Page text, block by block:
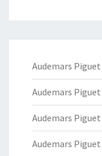
Audemars Piguet
Audemars
Audemars
Audemars